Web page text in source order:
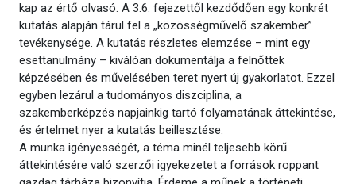
kap az értő olvasó. A 3.6. fejezettől kezdődően egy konkrét
kutatás alapján tárul fel a „közösségművelő szakember”
tevékenysége. A kutatás részletes elemzése – mint egy
esettanulmány – kiválóan dokumentálja a felnőttek
képzésében és művelésében teret nyert új gyakorlatot. Ezzel
egyben lezárul a tudományos diszciplina, a
szakemberképzés napjainkig tartó folyamatának áttekintése,
és értelmet nyer a kutatás beillesztése.
A munka igényességét, a téma minél teljesebb körű
áttekintésére való szerzői igyekezetet a források roppant